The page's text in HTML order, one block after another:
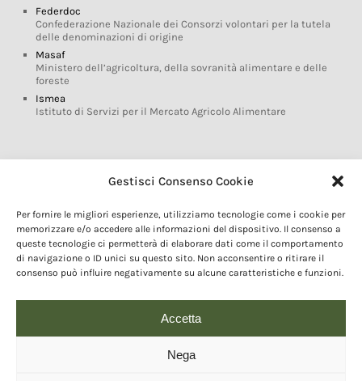
Gestisci Consenso Cookie
Per fornire le migliori esperienze, utilizziamo tecnologie come i cookie per
memorizzare e/o accedere alle informazioni del dispositivo. Il consenso a
queste tecnologie ci permetterà di elaborare dati come il comportamento
di navigazione o ID unici su questo sito. Non acconsentire o ritirare il
consenso può influire negativamente su alcune caratteristiche e funzioni.
Accetta
Nega
Federdoc
Confederazione Nazionale dei Consorzi volontari per la tutela
delle denominazioni di origine
Masaf
Ministero dell’agricoltura, della sovranità alimentare e delle
foreste
Ismea
Istituto di Servizi per il Mercato Agricolo Alimentare
Glossario DOP IGP
Marchi DOP IGP
Normativa prodotti DOP IGP
Consorzi di Tutela
Farm To Fork e prodotti DOP IGP